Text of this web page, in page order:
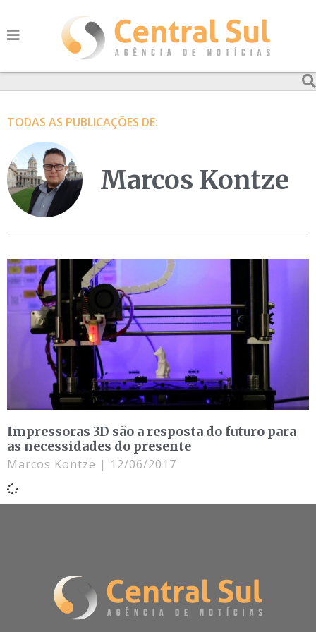
TODAS AS PUBLICAÇÕES DE:
Marcos Kontze
Impressoras 3D são a resposta do futuro para
as necessidades do presente
Marcos Kontze 12/06/2017